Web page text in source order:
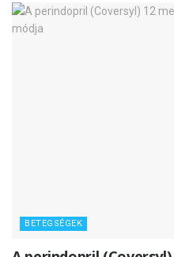
BETEGSÉGEK